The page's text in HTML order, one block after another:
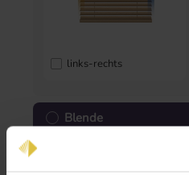
links-rechts
Blende